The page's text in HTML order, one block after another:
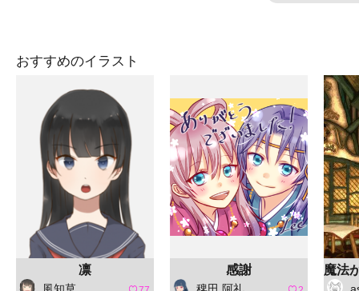
おすすめのイラスト
凛 感謝